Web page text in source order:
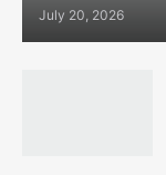
July 20, 2026